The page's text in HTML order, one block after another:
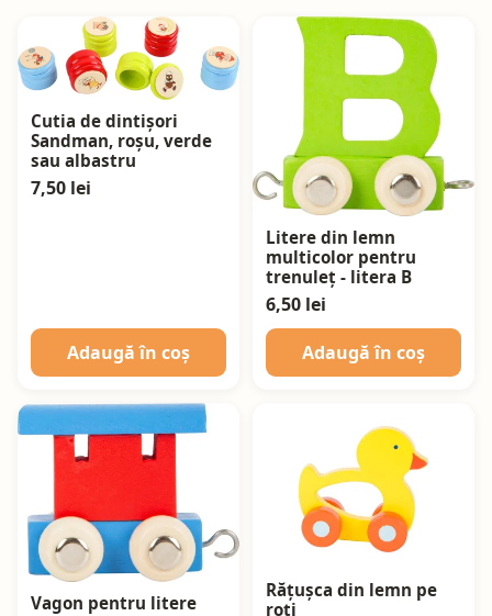
Cutia de dintișori
Sandman, roșu, verde
sau albastru
7,50 lei
Adaugă în coș
Litere din lemn
multicolor pentru
trenuleț - litera B
6,50 lei
Adaugă în coș
Vagon pentru litere
Rățușca din lemn pe
roți